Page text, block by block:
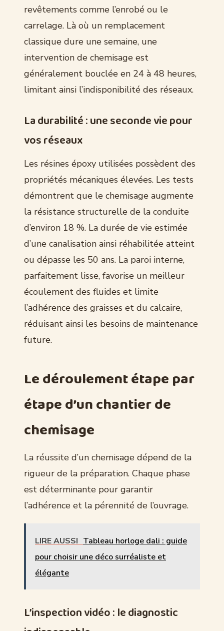
revêtements comme l’enrobé ou le
carrelage. Là où un remplacement
classique dure une semaine, une
intervention de chemisage est
généralement bouclée en 24 à 48 heures,
limitant ainsi l’indisponibilité des réseaux.
La durabilité : une seconde vie pour
vos réseaux
Les résines époxy utilisées possèdent des
propriétés mécaniques élevées. Les tests
démontrent que le chemisage augmente
la résistance structurelle de la conduite
d’environ 18 %. La durée de vie estimée
d’une canalisation ainsi réhabilitée atteint
ou dépasse les 50 ans. La paroi interne,
parfaitement lisse, favorise un meilleur
écoulement des fluides et limite
l’adhérence des graisses et du calcaire,
réduisant ainsi les besoins de maintenance
future.
Le déroulement étape par
étape d’un chantier de
chemisage
La réussite d’un chemisage dépend de la
rigueur de la préparation. Chaque phase
est déterminante pour garantir
l’adhérence et la pérennité de l’ouvrage.
LIRE AUSSI Tableau horloge dali : guide
pour choisir une déco surréaliste et
élégante
L’inspection vidéo : le diagnostic